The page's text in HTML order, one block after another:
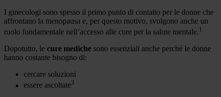
I ginecologi sono spesso il primo punto di contatto per le donne che
affrontano la menopausa e, per questo motivo, svolgono anche un
ruolo fondamentale nell’accesso alle cure per la salute mentale.1
Dopotutto, le cure mediche sono essenziali anche perché le donne
hanno costante bisogno di:
cercare soluzioni
essere ascoltate3